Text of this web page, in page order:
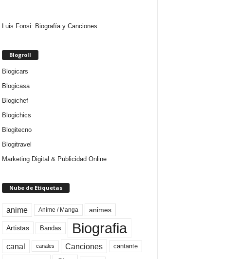
Luis Fonsi: Biografía y Canciones
Blogroll
Blogicars
Blogicasa
Blogichef
Blogichics
Blogitecno
Blogitravel
Marketing Digital & Publicidad Online
Nube de Etiquetas
anime Anime / Manga animes
Artistas Bandas Biografia
canal canales Canciones cantante